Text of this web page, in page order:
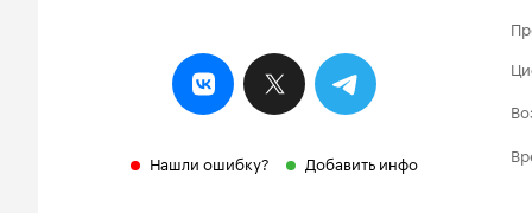
Нашли ошибку? Добавить инфо